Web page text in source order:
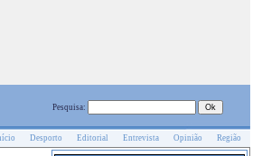
Pesquisa:
Desporto Editorial Entrevista Opinião Região